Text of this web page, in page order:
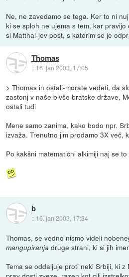
Ne, ne zavedamo se tega. Ker to ni
ki se sploh ne ujema s tem, kar
si Matthai-jev post, s katerim se je
Thomas
:: 16. jan 2003, 17:05
> Thomas in ostali-morate vedeti, da
zastonj v naše bivše bratske države,
ostali tudi
Mene samo zanima, kako bodo npr.
izvaža. Trenutno jim prodamo 3X več,
Po kakšni matematični alkimiji naj se
b
:: 16. jan 2003, 17:34
Thomas, se vedno nismo videli
mangupiranja druge strani, ki si jih
Tema se oddaljuje proti neki Srbiji, ki z